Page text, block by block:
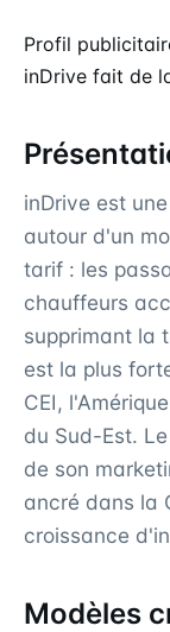
Profil
inDrive fait de
inDrive est
autour d'un
tarif : les
chauffeurs
supprimant la
est la plus
CEI,
du Sud-Est.
de son
ancré dans la
croissance
Modèles